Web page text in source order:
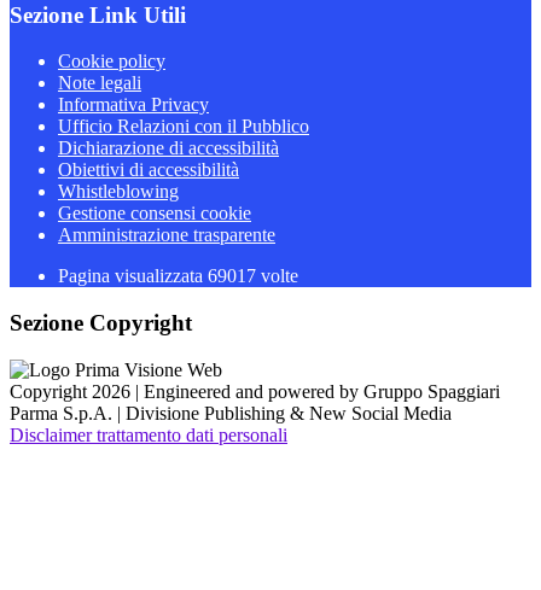
Sezione Link Utili
Cookie policy
Note legali
Informativa Privacy
Ufficio Relazioni con il Pubblico
Dichiarazione di accessibilità
Obiettivi di accessibilità
Whistleblowing
Gestione consensi cookie
Amministrazione trasparente
Pagina visualizzata 69017 volte
Sezione Copyright
Copyright 2026 | Engineered and powered by Gruppo Spaggiari
Parma S.p.A. | Divisione Publishing & New Social Media
Disclaimer trattamento dati personali